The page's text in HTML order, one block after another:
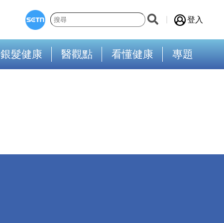
登入
銀髮健康 醫觀點 看懂健康 專題